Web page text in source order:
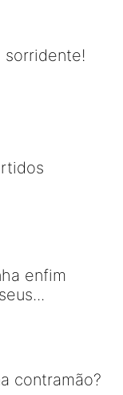
sorridente!
enfim
contramão?